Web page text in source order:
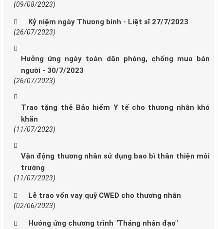
(09/08/2023)
Kỷ niệm ngày Thương binh - Liệt sĩ 27/7/2023
(26/07/2023)
Hưởng ứng ngày toàn dân phòng, chống mua bán
người - 30/7/2023
(26/07/2023)
Trao tặng thẻ Bảo hiểm Y tế cho thương nhân khó
khăn
(11/07/2023)
Vận động thương nhân sử dụng bao bì thân thiện môi
trường
(11/07/2023)
Lễ trao vốn vay quỹ CWED cho thương nhân
(02/06/2023)
Hưởng ứng chương trình "Tháng nhân đạo"